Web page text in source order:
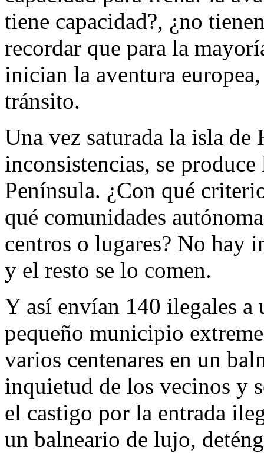
tiene capacidad?, ¿no
recordar que para la
inician la aventura
tránsito.
Una vez saturada la isla de
inconsistencias, se
Península. ¿Con qué
qué comunidades
centros o lugares? No hay
y el resto se lo comen.
Y así envían 140 ilegales
pequeño municipio
varios centenares en un
inquietud de los vecinos y
el castigo por la entrada
un balneario de lujo,